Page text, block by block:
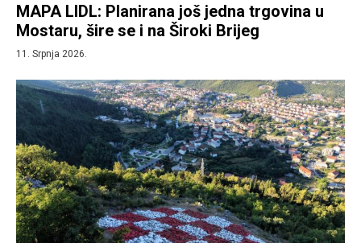
MAPA LIDL: Planirana još jedna trgovina u
Mostaru, šire se i na Široki Brijeg
11. Srpnja 2026.